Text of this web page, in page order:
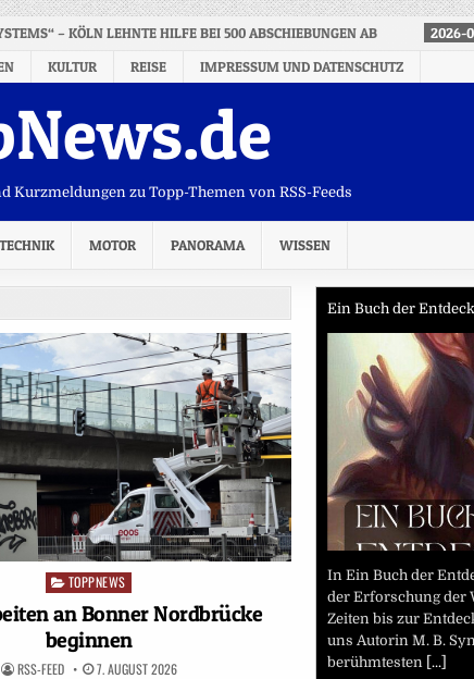
– KÖLN LEHNTE HILFE BEI 500 ABSCHIEBUNGEN AB 2026-
KULTUR REISE IMPRESSUM UND DATENSCHUTZ
Kurzmeldungen zu Topp-Themen von RSS-Feeds
TECHNIK MOTOR PANORAMA WISSEN
Posted
TOPPNEWS
an Bonner Nordbrücke
beginnen
RSS-FEED 7. AUGUST 2026
Ein Buch der
In Ein Buch der
der Erforschung der
Zeiten bis zur
uns Autorin M. B.
berühmtesten [...]